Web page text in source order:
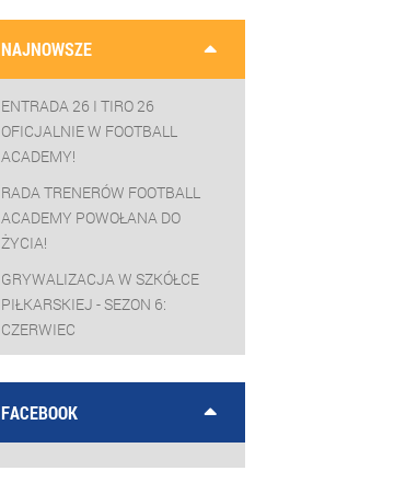
NAJNOWSZE
ENTRADA 26 I TIRO 26
OFICJALNIE W FOOTBALL
ACADEMY!
RADA TRENERÓW FOOTBALL
ACADEMY POWOŁANA DO
ŻYCIA!
GRYWALIZACJA W SZKÓŁCE
PIŁKARSKIEJ - SEZON 6:
CZERWIEC
FACEBOOK